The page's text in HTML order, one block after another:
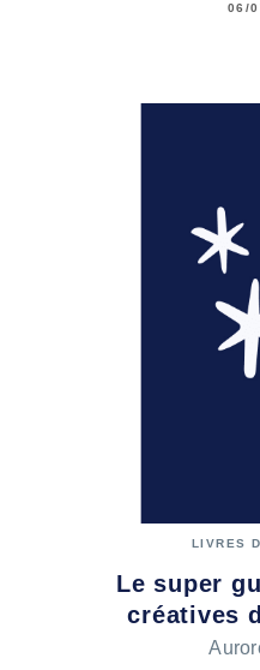
06/
LIVRES
Le super
créatives